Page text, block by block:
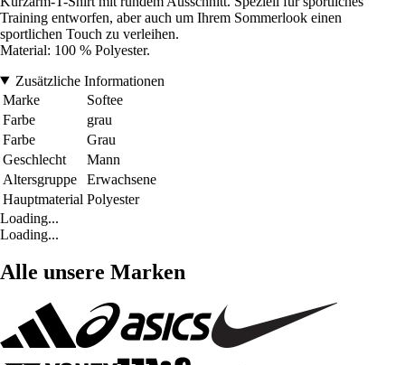
Training entworfen, aber auch um Ihrem Sommerlook einen
sportlichen Touch zu verleihen.
Material: 100 % Polyester.
Zusätzliche Informationen
Marke
Softee
Farbe
grau
Farbe
Grau
Geschlecht
Mann
Altersgruppe
Erwachsene
Hauptmaterial Polyester
Loading...
Loading...
Alle unsere Marken